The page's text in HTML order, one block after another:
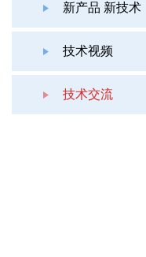
新产品 新技术
技术视频
技术交流